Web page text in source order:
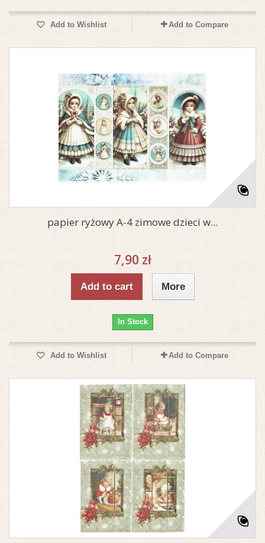
Add to Wishlist Add to Compare
papier ryżowy A-4 zimowe dzieci w...
7,90 zł
Add to cart More
In Stock
Add to Wishlist Add to Compare